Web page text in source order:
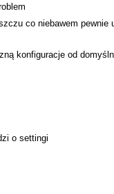
co niebawem pewnie
konfiguracje od
o settingi